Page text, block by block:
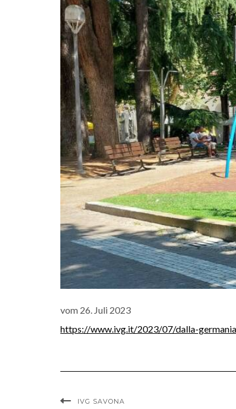
vom 26. Juli 2023
https://www.ivg.it/2023/07/dalla-
IVG SAVONA